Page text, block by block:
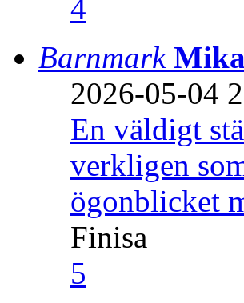
4
Barnmark
2026-05-04
En väldigt
verkligen
ögonblicket
Finisa
5